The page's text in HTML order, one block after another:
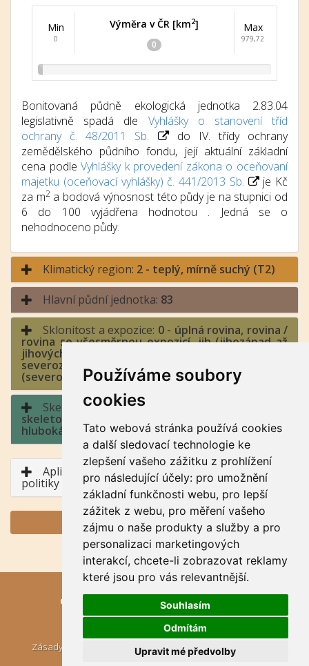
Používáme soubory
cookies
Tato webová stránka používá cookies
a další sledovací technologie ke
zlepšení vašeho zážitku z prohlížení
pro následující účely: pro umožnění
základní funkčnosti webu, pro lepší
zážitek z webu, pro měření vašeho
zájmu o naše produkty a služby a pro
personalizaci marketingových
interakcí, chcete-li zobrazovat reklamy
které jsou pro vás relevantnější.
Souhlasím
Odmítám
Upravit mé předvolby
Min
0
Výměra v ČR [km2]
0
Max
979,72
Bonitovaná půdně ekologická jednotka 2.83.04
legislativně spadá dle Vyhlášky o stanovení tříd
ochrany č. 48/2011 Sb.
do IV. třídy ochrany
zemědělského půdního fondu, její aktuální základní
cena podleVyhlášky k provedení zákona o oceňovaní
majetku (oceňovací vyhlášky) č. 441/2013 Sb.
je Kč
za m2a bodová výnosnost této půdy je na stupnici od
6 do 100 vyjádřena hodnotou . Jedná se o
nehodnoceno půdy.
Klimatický region: 2 - teplý, mírně suchý (T2)
Hlavní půdní jednotka: 83
Sklonitost a expozice: 0 - úplná rovina, rovina /
rovina se všesměrnou expozicí, jih (jihozápad až
jihovýchod), východ a západ (jihozápad až
severozápad, jihovýchod až severovýchod), sever
(severozápad až severovýchod)
Skeletovitost a hloubka půdy:
skeletovitá / půda hluboká, půda středně
hluboká
Aplikace BPEJ v rámci Společné zemědělské
politiky
GENERUJ PDF
eKatalog BPEJ
, © VÚMOP, v. v. i., 2024,
Kontakt: geoportal[at]vumop.cz
Zásady ochrany osobních údajů| Aktualizujte nastavení